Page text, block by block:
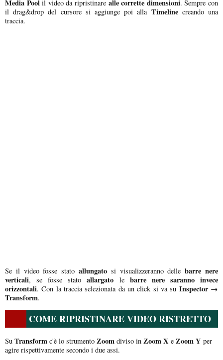
Media Poolil video da ripristinare alle corrette dimensioni. Sempre con
il drag&drop del cursore si aggiunge poi alla Timelinecreando una
traccia.
Se il video fosse stato allungato si visualizzeranno dellebarre nere
verticali, se fosse statoallargato le barre nere saranno invece
orizzontali. Con la traccia selezionata da un click si va su Inspector →
Transform.
COME RIPRISTINARE VIDEO RISTRETTO
Su Transform c'è lo strumento Zoom diviso in Zoom X e Zoom Y per
agire rispettivamente secondo i due assi.